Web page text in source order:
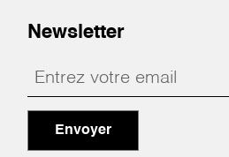
Newsletter
Envoyer